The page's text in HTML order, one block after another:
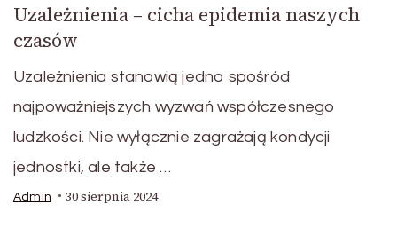
Uzależnienia – cicha epidemia naszych
czasów
Uzależnienia stanowią jedno spośród
najpoważniejszych wyzwań współczesnego
ludzkości. Nie wyłącznie zagrażają kondycji
jednostki, ale także …
Admin 30 sierpnia 2024